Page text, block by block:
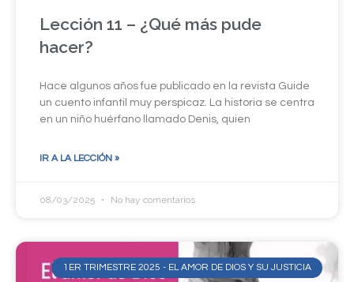
Lección 11 – ¿Qué más pude
hacer?
Hace algunos años fue publicado en la revista Guide
un cuento infantil muy perspicaz. La historia se centra
en un niño huérfano llamado Denis, quien
IR A LA LECCIÓN »
08/03/2025 No hay comentarios
1ER TRIMESTRE 2025 - EL AMOR DE DIOS Y SU JUSTICIA